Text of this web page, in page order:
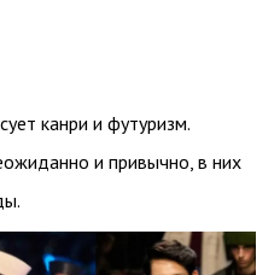
канри и футуризм.
и привычно, в них